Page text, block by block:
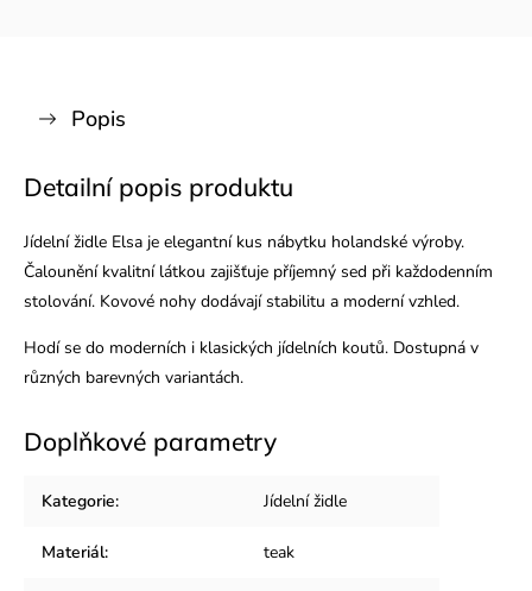
Popis
Detailní popis produktu
Jídelní židle Elsa je elegantní kus nábytku holandské výroby.
Čalounění kvalitní látkou zajišťuje příjemný sed při každodenním
stolování. Kovové nohy dodávají stabilitu a moderní vzhled.
Hodí se do moderních i klasických jídelních koutů. Dostupná v
různých barevných variantách.
Doplňkové parametry
Kategorie: Jídelní židle
Materiál: teak